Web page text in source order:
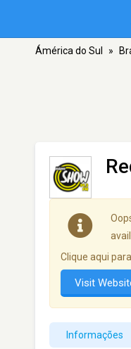
Ámérica do Sul »
Clique aqui
Visit
Informações